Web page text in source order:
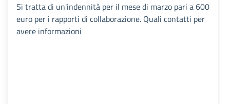
Si tratta di un'indennità per il mese di marzo pari a 600
euro per i rapporti di collaborazione. Quali contatti per
avere informazioni